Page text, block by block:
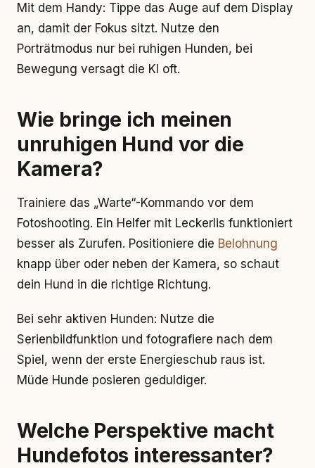
Mit dem Handy: Tippe das Auge auf dem Display
an, damit der Fokus sitzt. Nutze den
Porträtmodus nur bei ruhigen Hunden, bei
Bewegung versagt die KI oft.
Wie bringe ich meinen
unruhigen Hund vor die
Kamera?
Trainiere das „Warte“-Kommando vor dem
Fotoshooting. Ein Helfer mit Leckerlis funktioniert
besser als Zurufen. Positioniere die Belohnung
knapp über oder neben der Kamera, so schaut
dein Hund in die richtige Richtung.
Bei sehr aktiven Hunden: Nutze die
Serienbildfunktion und fotografiere nach dem
Spiel, wenn der erste Energieschub raus ist.
Müde Hunde posieren geduldiger.
Welche Perspektive macht
Hundefotos interessanter?